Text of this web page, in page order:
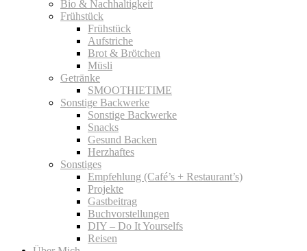
Bio & Nachhaltigkeit
Frühstück
Frühstück
Aufstriche
Brot & Brötchen
Müsli
Getränke
SMOOTHIETIME
Sonstige Backwerke
Sonstige Backwerke
Snacks
Gesund Backen
Herzhaftes
Sonstiges
Empfehlung (Café’s + Restaurant’s)
Projekte
Gastbeitrag
Buchvorstellungen
DIY – Do It Yourselfs
Reisen